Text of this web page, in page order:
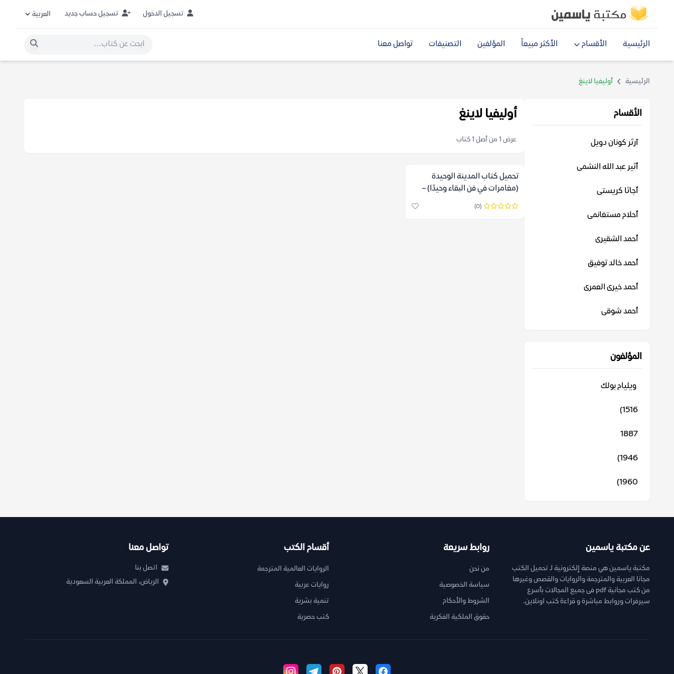
تسجيل الدخول تسجيل حساب جديد
الرئيسية الأقسام الأكثر مبيعاً المؤلفين التصنيفات تواصل معنا
الرئيسية أوليفيا لاينغ
الأقسام
آرثر كونان دويل
أثير عبد الله النشمى
أجاثا كريستى
أحلام مستغانمى
أحمد الشقيرى
أحمد خالد توفيق
أحمد خيرى العمرى
أحمد شوقى
المؤلفون
‬ ويليام بولك
1516)
1887
1946)
1960)
أوليفيا لاينغ
عرض 1 من أصل 1 كتاب
تحميل كتاب المدينة الوحيدة
(مغامرات في فن البقاء وحيدًا) –
أوليفيا لاينغ
(0)
عن مكتبة ياسمين
مكتبة ياسمين هي منصة إلكترونية لـ تحميل الكتب
مجانا العربية والمترجمة والروايات والقصص وغيرها
من كتب مجانية pdf فى جميع المجالات بأسرع
سيرفرات وروابط مباشرة و قراءة كتب اونلاين.
روابط سريعة
من نحن
سياسة الخصوصية
الشروط والأحكام
حقوق الملكية الفكرية
أقسام الكتب
الروايات العالمية المترجمة
روايات عربية
تنمية بشرية
كتب حصرية
تواصل معنا
اتصل بنا
الرياض، المملكة العربية السعودية